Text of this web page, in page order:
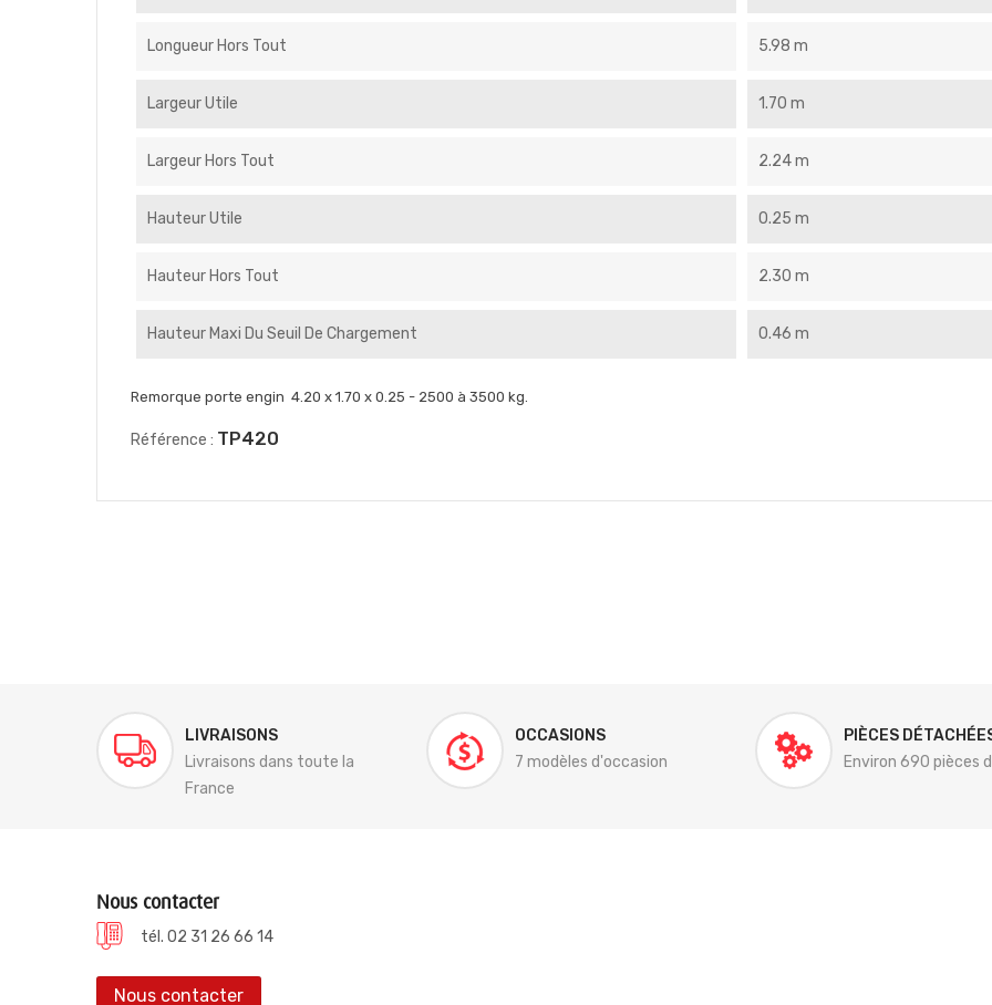
Longueur Hors Tout 5.98 m
Largeur Utile 1.70 m
Largeur Hors Tout 2.24 m
Hauteur Utile 0.25 m
Hauteur Hors Tout 2.30 m
Hauteur Maxi Du Seuil De Chargement 0.46 m
Remorque porte engin 4.20 x 1.70 x 0.25 - 2500 à 3500 kg.
Référence : TP420
LIVRAISONS
Livraisons dans toute la
France
OCCASIONS
7 modèles d'occasion
PIÈCES
Environ 690 pièces
Nous contacter
tél. 02 31 26 66 14
Nous contacter